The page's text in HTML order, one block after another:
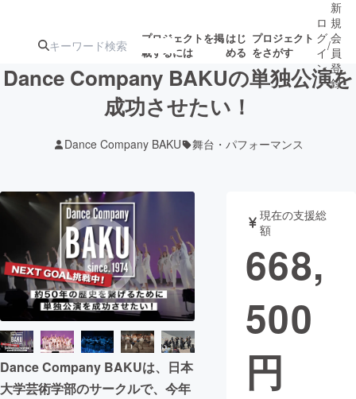
プロジェクトを掲
載するには
はじ
める
プロジェクト
をさがす
ターン
ジェクト
募集終了が近いプ
ロジェクト
されます
アート・写真 音楽
テクノロジー・ガジェット ゲーム・サ
映像・映画
ビジネス・起業
まちづくり・地域活性化
ロ
グ
イ
ン
/
新
規
会
員
登
録
Dance Company BAKUの単独公演を
成功させたい！
Dance Company BAKU 舞台・パフォーマンス
Dance Company BAKUは、日本
大学芸術学部のサークルで、今年
現在の支援総
額
668,
500
円